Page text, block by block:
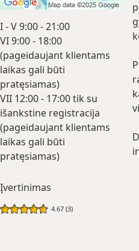
I - V 9:00 - 21:00
VI 9:00 - 18:00
(pageidaujant klientams
laikas gali būti
pratęsiamas)
VII 12:00 - 17:00 tik su
išankstine registracija
(pageidaujant klientams
laikas gali būti
pratęsiamas)
Įvertinimas
4.67 (3)